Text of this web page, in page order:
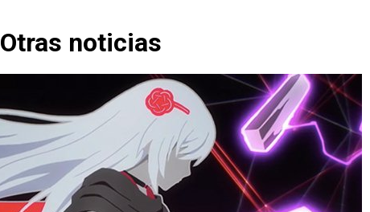
Otras noticias